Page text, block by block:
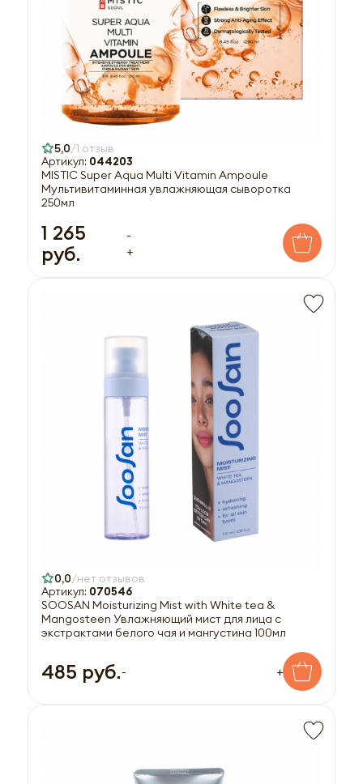
5,0 1 отзыв
Артикул: 044203
MISTIC Super Aqua Multi Vitamin Ampoule
Мультивитаминная увлажняющая сыворотка
250мл
1 265
руб.
-
+
0,0 нет отзывов
Артикул: 070546
SOOSAN Moisturizing Mist with White tea &
Mangosteen Увлажняющий мист для лица с
экстрактами белого чая и мангустина 100мл
485 руб.- +